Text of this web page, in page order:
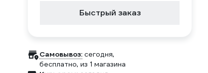
Быстрый заказ
Самовывоз: сегодня,
бесплатно, из 1 магазина